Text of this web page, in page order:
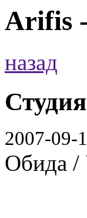
Arifis
назад
2007-09-
Обида /